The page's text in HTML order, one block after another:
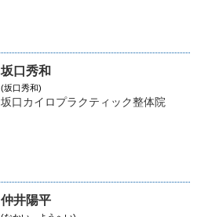
坂口秀和
(坂口秀和)
坂口カイロプラクティック整体院
仲井陽平